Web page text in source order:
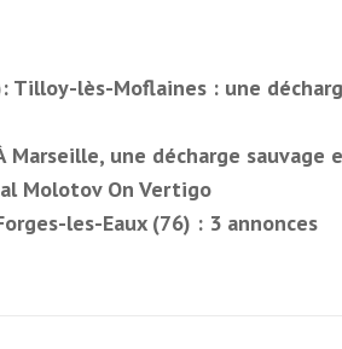
Tilloy-lès-Moflaines : une
Marseille, une décharge sauvage
Molotov On Vertigo
les-Eaux (76) : 3 annonces